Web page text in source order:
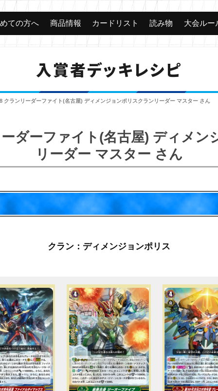
ての方へ 商品情報 カードリスト 読み物 大会ルー
入賞者デッキレシピ
クランリーダーファイト(名古屋) ディメンジョンポリスクランリーダー マスター さん
ダーファイト(名古屋) ディメン
リーダー マスター さん
クラン：ディメンジョンポリス